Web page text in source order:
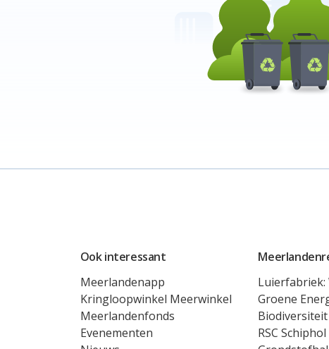
Ook interessant
Meerlandenapp
Kringloopwinkel Meerwinkel
Meerlandenfonds
Evenementen
Groene
Biodiversiteit
RSC Schiphol